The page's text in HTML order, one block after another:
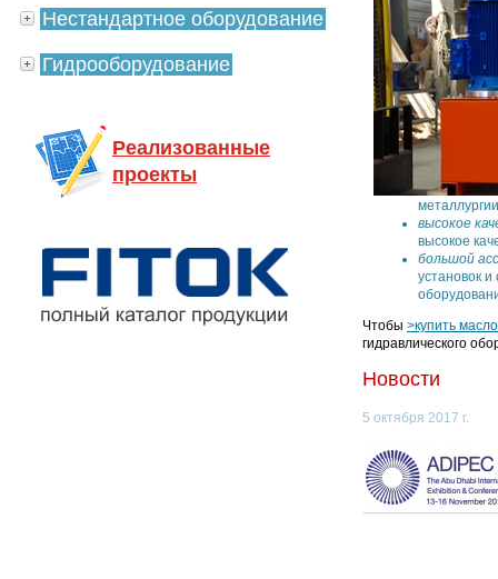
высокое
высокое
большой
установок
Чтобы >купить
гидравлического
Новости
5 октября 2017 г.
Нестандартное оборудование
Гидрооборудование
Реализованные
проекты